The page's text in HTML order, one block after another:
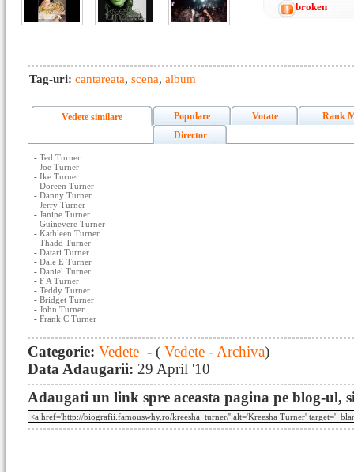
broken
Tag-uri: cantareata, scena, album
Vedete similare Populare Votate
Rank
Director
- Ted Turner
- Joe Turner
- Ike Turner
- Doreen Turner
- Danny Turner
- Jerry Turner
- Janine Turner
- Guinevere Turner
- Kathleen Turner
- Thadd Turner
- Datari Turner
- Dale E Turner
- Daniel Turner
- F A Turner
- Teddy Turner
- Bridget Turner
- John Turner
- Frank C Turner
Categorie: Vedete - ( Vedete - Archiva)
Data Adaugarii: 29 April '10
Adaugati un link spre aceasta pagina pe blog-ul,